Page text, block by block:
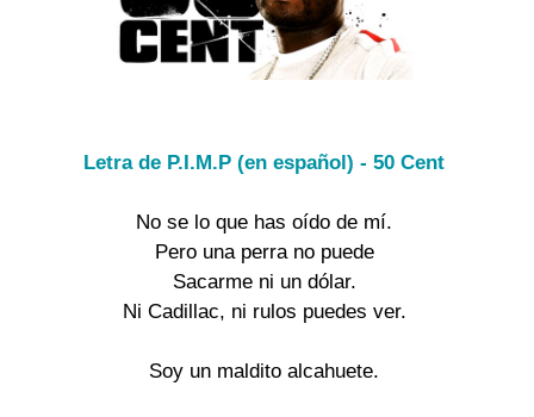
Letra de P.I.M.P (en español) - 50 Cent
No se lo que has oído de mí.
Pero una perra no puede
Sacarme ni un dólar.
Ni Cadillac, ni rulos puedes ver.
Soy un maldito alcahuete.